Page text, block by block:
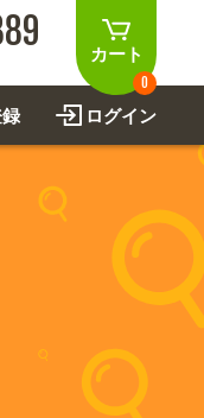
カート
0
ログイン